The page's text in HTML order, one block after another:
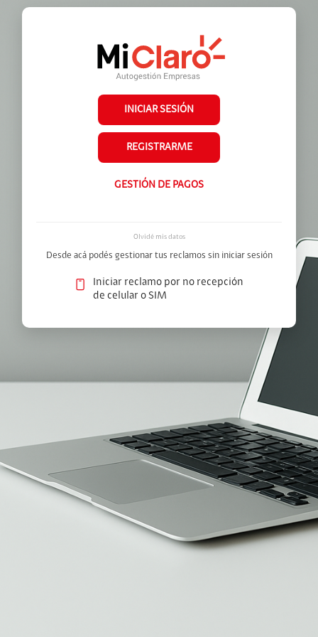
INICIAR SESIÓN
REGISTRARME
GESTIÓN DE PAGOS
Olvidé mis datos
Desde acá podés gestionar tus reclamos sin iniciar sesión
Iniciar reclamo por no recepción
de celular o SIM